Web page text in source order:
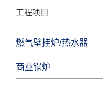
工程项目
燃气壁挂炉/热水器
商业锅炉